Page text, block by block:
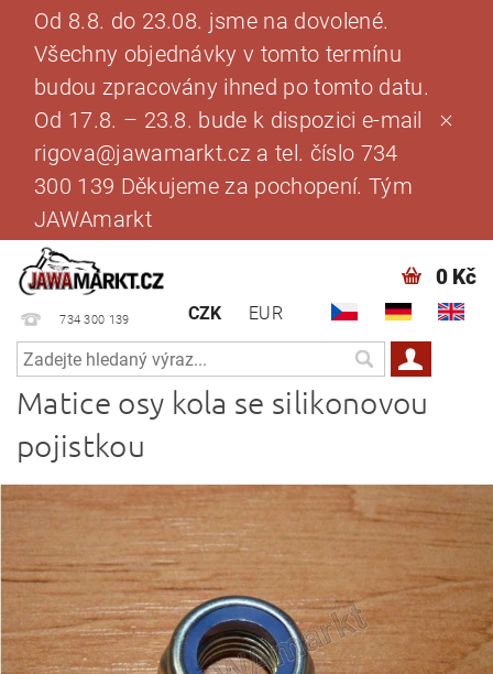
Od 8.8. do 23.08. jsme na dovolené.
Všechny objednávky v tomto termínu
budou zpracovány ihned po tomto datu.
Od 17.8. – 23.8. bude k dispozici e-mail
rigova@jawamarkt.cz a tel. číslo 734
300 139 Děkujeme za pochopení. Tým
JAWAmarkt
734 300 139 CZK EUR
0 Kč
Matice osy kola se silikonovou
pojistkou